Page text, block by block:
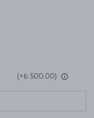
(+₺ 500.00)